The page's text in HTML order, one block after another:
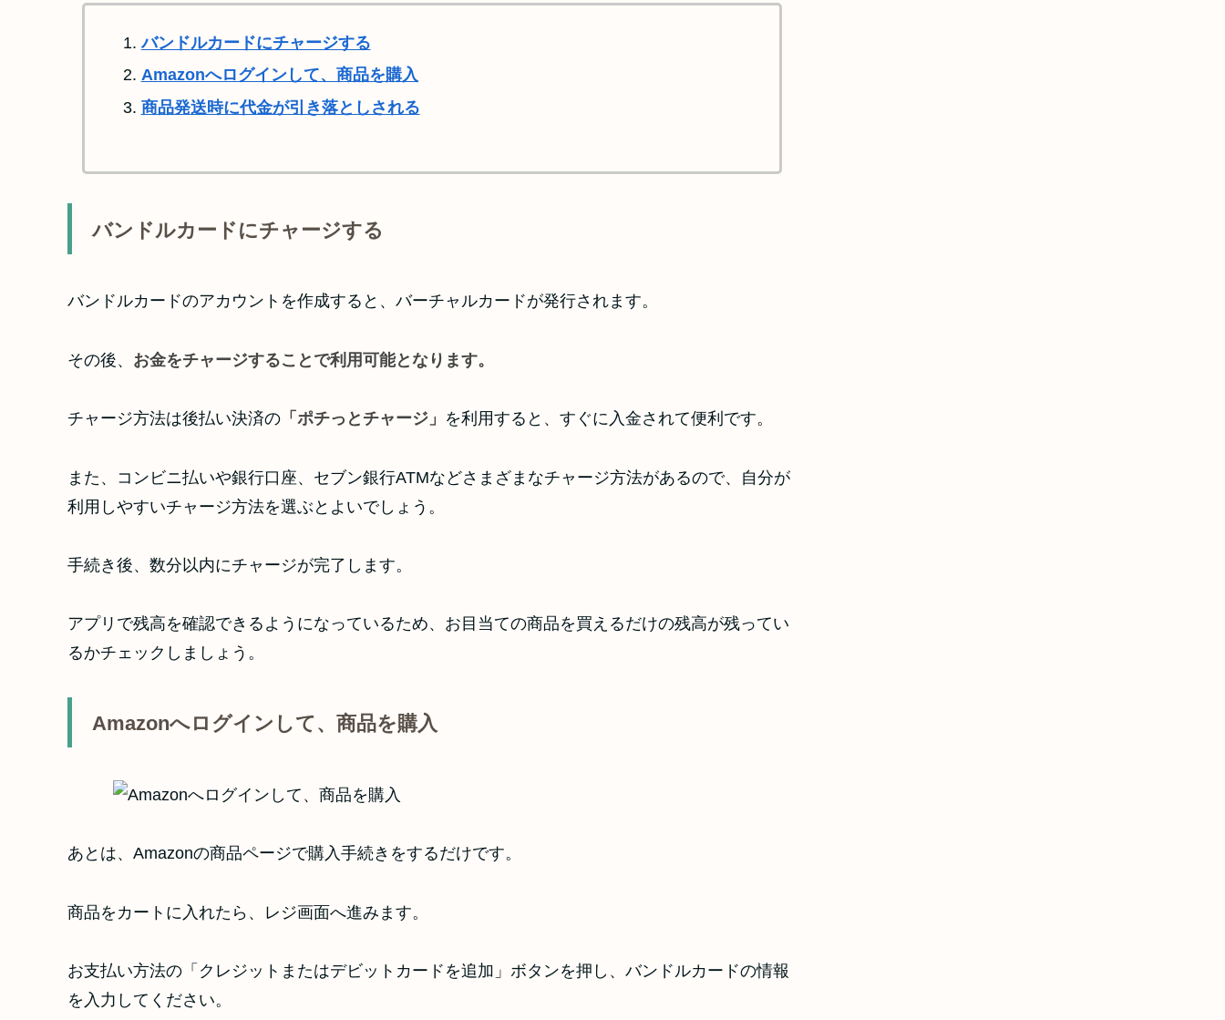
バンドルカードにチャージする
Amazonへログインして、商品を購入
商品発送時に代金が引き落としされる
バンドルカードにチャージする
バンドルカードのアカウントを作成すると、バーチャルカードが発行されます。
その後、 お金をチャージすることで利用可能となります。
チャージ方法は後払い決済の 「ポチっとチャージ」 を利用すると、すぐに入金されて便利です。
また、コンビニ払いや銀行口座、セブン銀行ATMなどさまざまなチャージ方法があるので、自分が
利用しやすいチャージ方法を選ぶとよいでしょう。
手続き後、数分以内にチャージが完了します。
アプリで残高を確認できるようになっているため、お目当ての商品を買えるだけの残高が残ってい
るかチェックしましょう。
Amazonへログインして、商品を購入
あとは、Amazonの商品ページで購入手続きをするだけです。
商品をカートに入れたら、レジ画面へ進みます。
お支払い方法の「クレジットまたはデビットカードを追加」ボタンを押し、バンドルカードの情報
を入力してください。